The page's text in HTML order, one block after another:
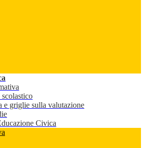
e griglie sulla valutazione
Civica